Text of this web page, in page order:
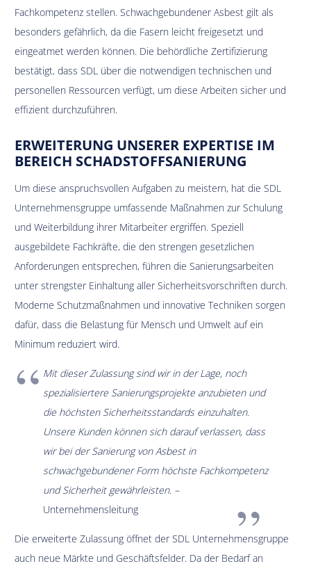
Fachkompetenz stellen. Schwachgebundener Asbest gilt als
besonders gefährlich, da die Fasern leicht freigesetzt und
eingeatmet werden können. Die behördliche Zertifizierung
bestätigt, dass SDL über die notwendigen technischen und
personellen Ressourcen verfügt, um diese Arbeiten sicher und
effizient durchzuführen.
ERWEITERUNG UNSERER EXPERTISE IM
BEREICH SCHADSTOFFSANIERUNG
Um diese anspruchsvollen Aufgaben zu meistern, hat die SDL
Unternehmensgruppe umfassende Maßnahmen zur Schulung
und Weiterbildung ihrer Mitarbeiter ergriffen. Speziell
ausgebildete Fachkräfte, die den strengen gesetzlichen
Anforderungen entsprechen, führen die Sanierungsarbeiten
unter strengster Einhaltung aller Sicherheitsvorschriften durch.
Moderne Schutzmaßnahmen und innovative Techniken sorgen
dafür, dass die Belastung für Mensch und Umwelt auf ein
Minimum reduziert wird.
Mit dieser Zulassung sind wir in der Lage, noch
spezialisiertere Sanierungsprojekte anzubieten und
die höchsten Sicherheitsstandards einzuhalten.
Unsere Kunden können sich darauf verlassen, dass
wir bei der Sanierung von Asbest in
schwachgebundener Form höchste Fachkompetenz
und Sicherheit gewährleisten. –
Unternehmensleitung
Die erweiterte Zulassung öffnet der SDL Unternehmensgruppe
auch neue Märkte und Geschäftsfelder. Da der Bedarf an